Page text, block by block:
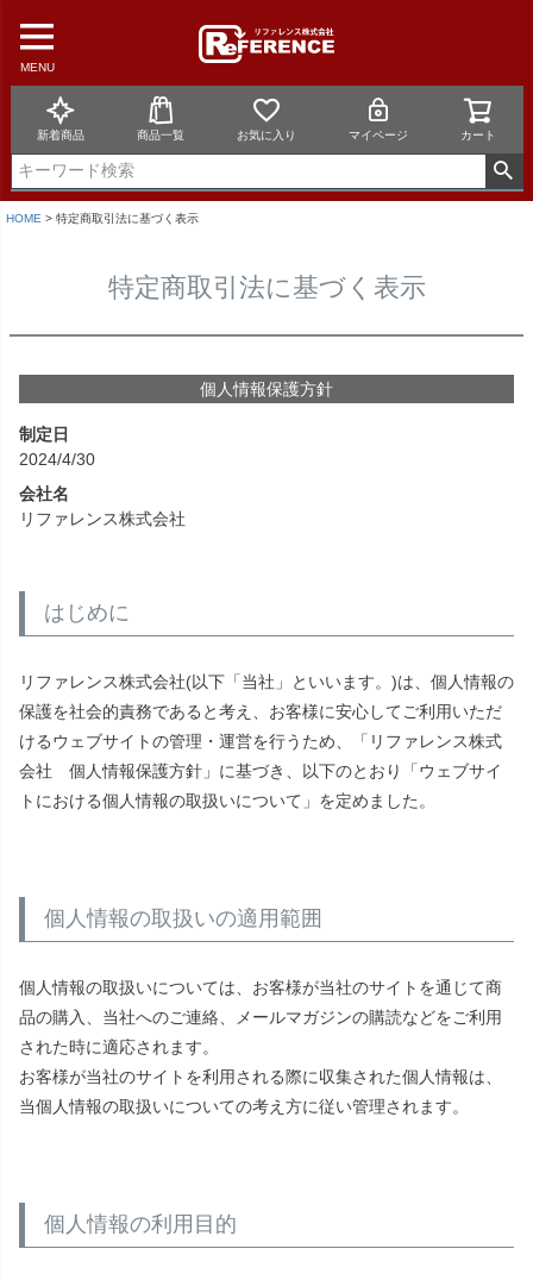
MENU
新着商品 商品一覧 お気に入り マイページ カート
HOME 特定商取引法に基づく表示
特定商取引法に基づく表示
個人情報保護方針
制定日
2024/4/30
会社名
リファレンス株式会社
はじめに
リファレンス株式会社(以下「当社」といいます。)は、個人情報の
保護を社会的責務であると考え、お客様に安心してご利用いただ
けるウェブサイトの管理・運営を行うため、「リファレンス株式
会社 個人情報保護方針」に基づき、以下のとおり「ウェブサイ
トにおける個人情報の取扱いについて」を定めました。
個人情報の取扱いの適用範囲
個人情報の取扱いについては、お客様が当社のサイトを通じて商
品の購入、当社へのご連絡、メールマガジンの購読などをご利用
された時に適応されます。
お客様が当社のサイトを利用される際に収集された個人情報は、
当個人情報の取扱いについての考え方に従い管理されます。
個人情報の利用目的